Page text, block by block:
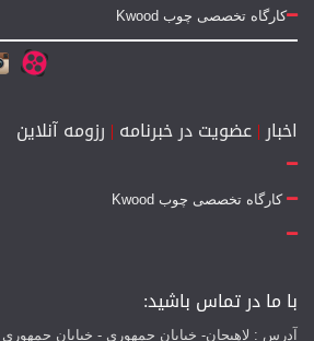
کارگاه تخصصی چوب Kwood
اخبار|عضویت در خبرنامه | رزومه آنلاین
کارگاه تخصصی چوب Kwood
با ما در تماس باشید:
آدرس : لاهیجان- خیابان جمهوری - خیابان جمهوری 14 - ساختمان فافا